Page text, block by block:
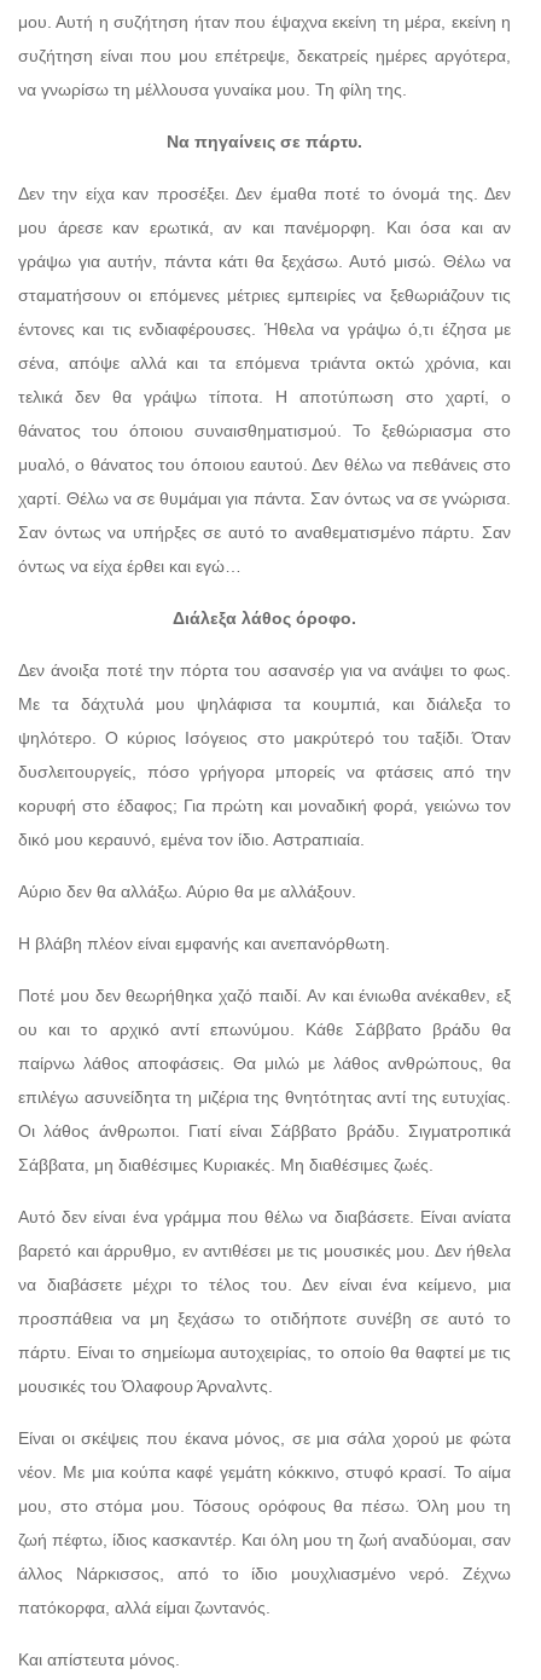
μου. Αυτή η συζήτηση ήταν που έψαχνα εκείνη τη μέρα, εκείνη η
συζήτηση είναι που μου επέτρεψε, δεκατρείς ημέρες αργότερα,
να γνωρίσω τη μέλλουσα γυναίκα μου. Τη φίλη της.
Να πηγαίνεις σε πάρτυ.
Δεν την είχα καν προσέξει. Δεν έμαθα ποτέ το όνομά της. Δεν
μου άρεσε καν ερωτικά, αν και πανέμορφη. Και όσα και αν
γράψω για αυτήν, πάντα κάτι θα ξεχάσω. Αυτό μισώ. Θέλω να
σταματήσουν οι επόμενες μέτριες εμπειρίες να ξεθωριάζουν τις
έντονες και τις ενδιαφέρουσες. Ήθελα να γράψω ό,τι έζησα με
σένα, απόψε αλλά και τα επόμενα τριάντα οκτώ χρόνια, και
τελικά δεν θα γράψω τίποτα. Η αποτύπωση στο χαρτί, ο
θάνατος του όποιου συναισθηματισμού. Το ξεθώριασμα στο
μυαλό, ο θάνατος του όποιου εαυτού. Δεν θέλω να πεθάνεις στο
χαρτί. Θέλω να σε θυμάμαι για πάντα. Σαν όντως να σε γνώρισα.
Σαν όντως να υπήρξες σε αυτό το αναθεματισμένο πάρτυ. Σαν
όντως να είχα έρθει και εγώ…
Διάλεξα λάθος όροφο.
Δεν άνοιξα ποτέ την πόρτα του ασανσέρ για να ανάψει το φως.
Με τα δάχτυλά μου ψηλάφισα τα κουμπιά, και διάλεξα το
ψηλότερο. Ο κύριος Ισόγειος στο μακρύτερό του ταξίδι. Όταν
δυσλειτουργείς, πόσο γρήγορα μπορείς να φτάσεις από την
κορυφή στο έδαφος; Για πρώτη και μοναδική φορά, γειώνω τον
δικό μου κεραυνό, εμένα τον ίδιο. Αστραπιαία.
Αύριο δεν θα αλλάξω. Αύριο θα με αλλάξουν.
Η βλάβη πλέον είναι εμφανής και ανεπανόρθωτη.
Ποτέ μου δεν θεωρήθηκα χαζό παιδί. Αν και ένιωθα ανέκαθεν, εξ
ου και το αρχικό αντί επωνύμου. Κάθε Σάββατο βράδυ θα
παίρνω λάθος αποφάσεις. Θα μιλώ με λάθος ανθρώπους, θα
επιλέγω ασυνείδητα τη μιζέρια της θνητότητας αντί της ευτυχίας.
Οι λάθος άνθρωποι. Γιατί είναι Σάββατο βράδυ. Σιγματροπικά
Σάββατα, μη διαθέσιμες Κυριακές. Μη διαθέσιμες ζωές.
Αυτό δεν είναι ένα γράμμα που θέλω να διαβάσετε. Είναι ανίατα
βαρετό και άρρυθμο, εν αντιθέσει με τις μουσικές μου. Δεν ήθελα
να διαβάσετε μέχρι το τέλος του. Δεν είναι ένα κείμενο, μια
προσπάθεια να μη ξεχάσω το οτιδήποτε συνέβη σε αυτό το
πάρτυ. Είναι το σημείωμα αυτοχειρίας, το οποίο θα θαφτεί με τις
μουσικές του Όλαφουρ Άρναλντς.
Είναι οι σκέψεις που έκανα μόνος, σε μια σάλα χορού με φώτα
νέον. Με μια κούπα καφέ γεμάτη κόκκινο, στυφό κρασί. Το αίμα
μου, στο στόμα μου. Τόσους ορόφους θα πέσω. Όλη μου τη
ζωή πέφτω, ίδιος κασκαντέρ. Και όλη μου τη ζωή αναδύομαι, σαν
άλλος Νάρκισσος, από το ίδιο μουχλιασμένο νερό. Ζέχνω
πατόκορφα, αλλά είμαι ζωντανός.
Και απίστευτα μόνος.